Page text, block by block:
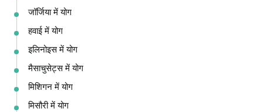
जॉर्जिया में योग
हवाई में योग
इलिनोइस में योग
मैसाचुसेट्स में योग
मिशिगन में योग
मिसौरी में योग